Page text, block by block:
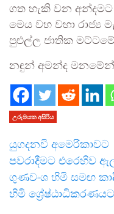
ගත හැකි වන
මෙය වහ වහා රාජ්‍ය
පුළුල්ල ජාතික
නඳුන් අමන්ද
උරුමයක අසිරිය
යුගදනවි අමෙරිකාවට
පවරාදීමට එරෙහිව
ගුණවංශ හිමි සමඟ
හිමි ශ්‍රේෂ්ඨාධිකරණයට